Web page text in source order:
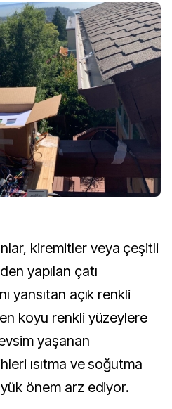
kiremitler veya çeşitli
yapılan çatı
yansıtan açık renkli
koyu renkli yüzeylere
yaşanan
ısıtma ve soğutma
önem arz ediyor.